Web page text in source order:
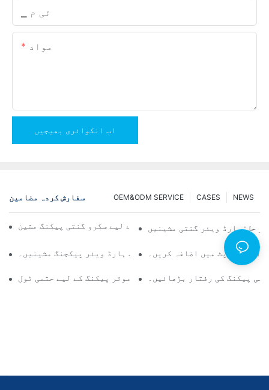
▁ ٹی م
مواد
اب انکوائری بھیجیں
سفارش کردہ مضامین NEWS
CASES
OEM&ODM SERVICE
قابل اعتماد اور تیز نتائج کے لیے سکرو گنتی پیکنگ مشین
حل: ہارڈ ویئر گنتی مشینیں
مسلسل کوالٹی کنٹرول کے لیے ٹاپ ہارڈ ویئر پیکجنگ مشینیں۔
اور آؤٹ پٹ میں اضافہ کریں۔
سکرو گنتی پیکنگ مشینیں: موثر پیکنگ کے لیے حتمی ٹول
پیکنگ کی رفتار بڑھائیں۔